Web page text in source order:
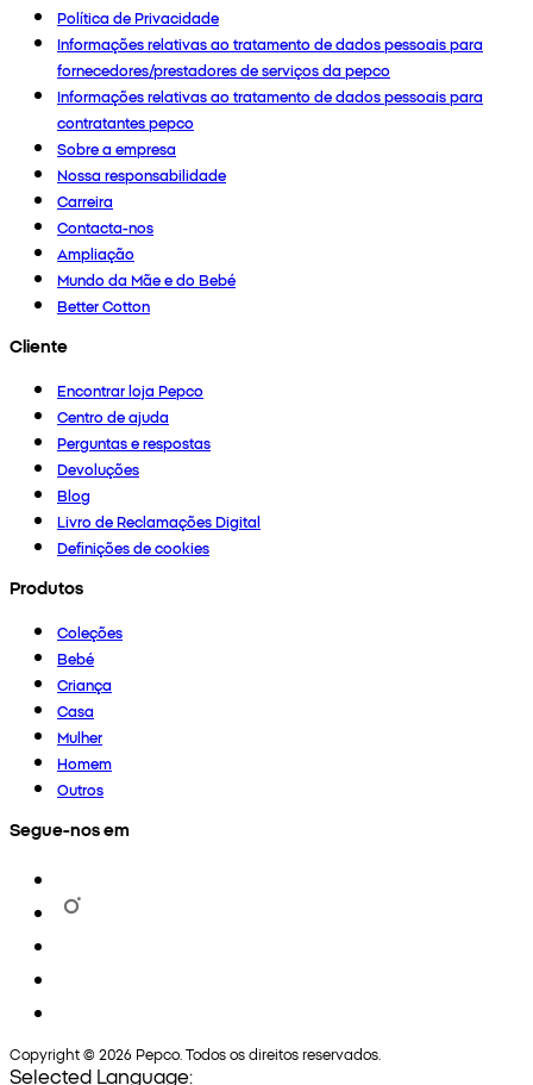
Política de Privacidade
Informações relativas ao tratamento de dados pessoais para
fornecedores/prestadores de serviços da pepco
Informações relativas ao tratamento de dados pessoais para
contratantes pepco
Sobre a empresa
Nossa responsabilidade
Carreira
Contacta-nos
Ampliação
Mundo da Mãe e do Bebé
Better Cotton
Cliente
Encontrar loja Pepco
Centro de ajuda
Perguntas e respostas
Devoluções
Blog
Livro de Reclamações Digital
Definições de cookies
Produtos
Coleções
Bebé
Criança
Casa
Mulher
Homem
Outros
Segue-nos em
Copyright © 2026 Pepco. Todos os direitos reservados.
Selected Language: